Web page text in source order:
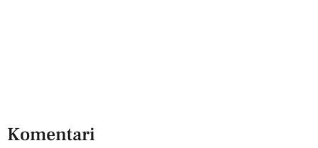
Komentari